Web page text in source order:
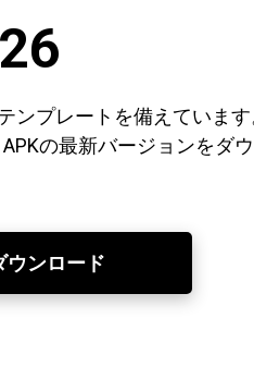
プレートを備えていま
の最新バージョンをダ
ウンロード